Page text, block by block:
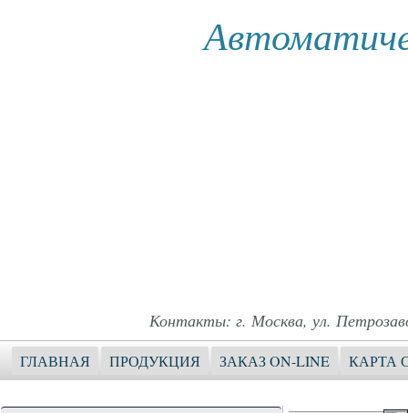
Контакты: г. Москва, ул.
ГЛАВНАЯ ПРОДУКЦИЯ ЗАКАЗ ON-LINE КАРТА